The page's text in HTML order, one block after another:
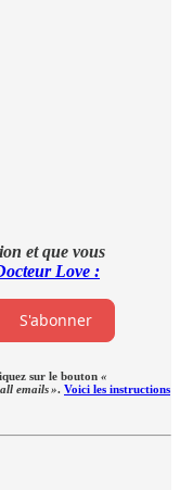
et que vous
Love :
S'abonner
sur le bouton «
emails ». Voici les instructions